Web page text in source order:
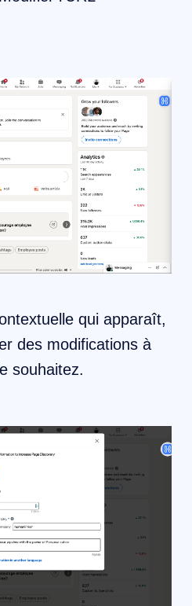
qui apparaît,
des modifications à
souhaitez.